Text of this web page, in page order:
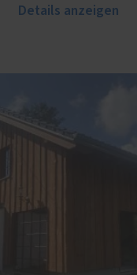
Details anzeigen